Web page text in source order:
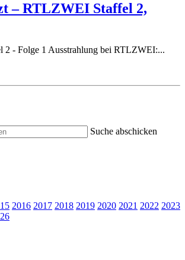
– RTLZWEI Staffel 2,
2 - Folge 1 Ausstrahlung bei RTLZWEI:...
Suche abschicken
2016 2017 2018 2019 2020 2021 2022 2023